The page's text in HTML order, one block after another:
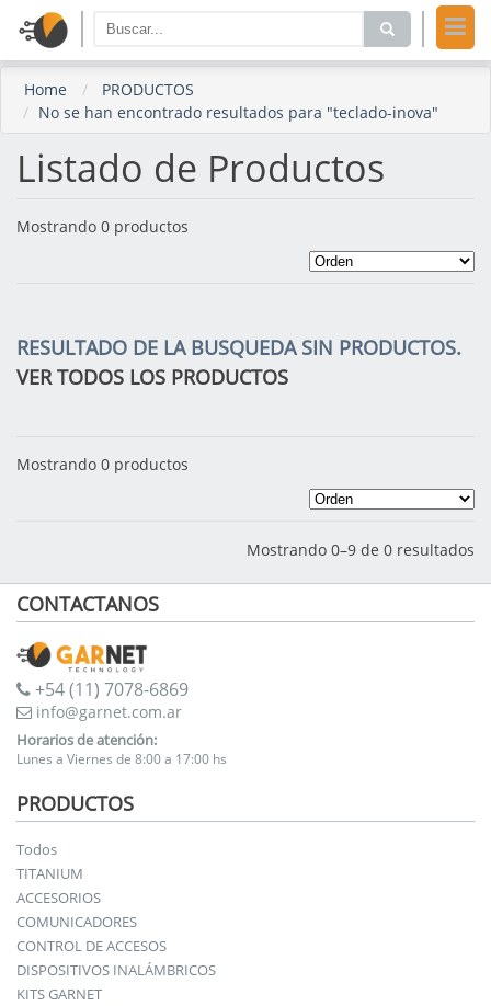
Home
PRODUCTOS
No se han encontrado resultados para "teclado-inova"
Listado de Productos
Mostrando 0 productos
RESULTADO DE LA BUSQUEDA SIN PRODUCTOS.
VER TODOS LOS PRODUCTOS
Mostrando 0 productos
Mostrando 0–9 de 0 resultados
CONTACTANOS
+54 (11) 7078-6869
info@garnet.com.ar
Horarios de atención:
Lunes a Viernes de 8:00 a 17:00 hs
PRODUCTOS
Todos
TITANIUM
ACCESORIOS
COMUNICADORES
CONTROL DE ACCESOS
DISPOSITIVOS INALÁMBRICOS
KITS GARNET